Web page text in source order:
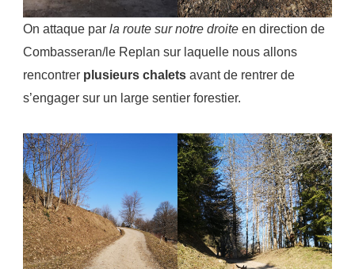
On attaque par la route sur notre droite en direction de
Combasseran/le Replan sur laquelle nous allons
rencontrer plusieurs chalets avant de rentrer de
s’engager sur un large sentier forestier.